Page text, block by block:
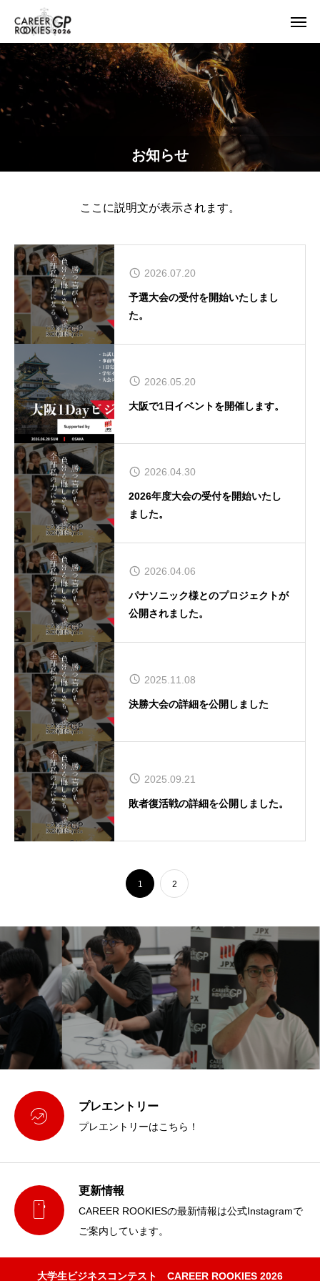
お知らせ
ここに説明文が表示されます。
2026.07.20
予選大会の受付を開始いたしまし
た。
2026.05.20
大阪で1日イベントを開催します。
2026.04.30
2026年度大会の受付を開始いたし
ました。
2026.04.06
パナソニック様とのプロジェクトが
公開されました。
2025.11.08
決勝大会の詳細を公開しました
2025.09.21
敗者復活戦の詳細を公開しました。
1 2
 プレエントリー
プレエントリーはこちら！

更新情報
CAREER ROOKIESの最新情報は公式Instagramで
ご案内しています。
大学生ビジネスコンテスト CAREER ROOKIES 2026